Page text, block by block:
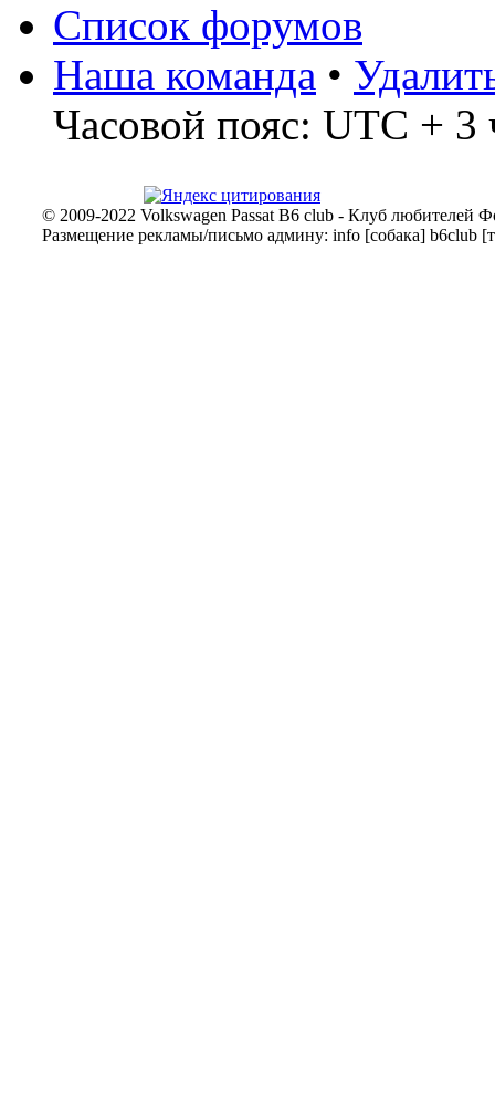
Список форумов
Наша команда •
Часовой пояс: UTC + 3
© 2009-2022 Volkswagen Passat B6 club - Клуб любителей
Размещение рекламы/письмо админу: info [собака] b6club